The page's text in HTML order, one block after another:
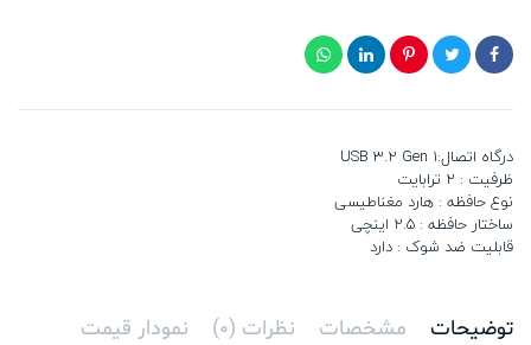
درگاه اتصال:USB 3.2 Gen 1
ظرفیت : 2 ترابایت
نوع حافظه : هارد مغناطیسی
ساختار حافظه : 2.5 اینچی
قابلیت ضد شوک : دارد
توضیحات مشخصات نظرات (0) نمودار قیمت